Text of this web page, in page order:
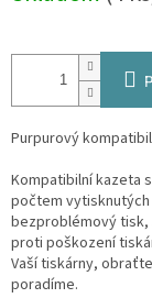
Purpurový
Kompatibilní kazeta
počtem vytisknutých
bezproblémový tisk,
proti poškození
Vaší tiskárny,
poradíme.